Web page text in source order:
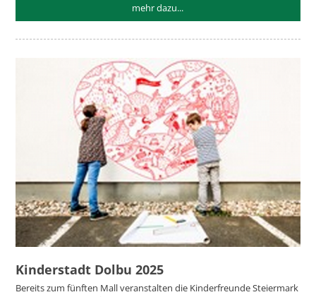
mehr dazu...
Kinderstadt Dolbu 2025
Bereits zum fünften Mall veranstalten die Kinderfreunde Steiermark